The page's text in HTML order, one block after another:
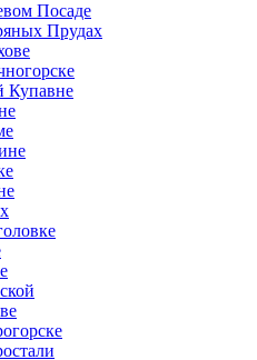
Посаде
Прудах
Купавне